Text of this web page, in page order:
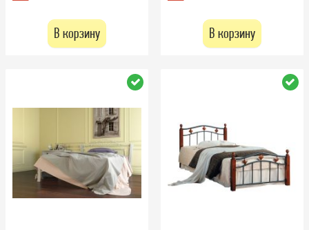
В корзину В корзину